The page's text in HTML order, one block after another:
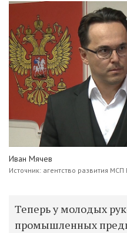
Иван Мячев
Источник: агентство развития МСП
Теперь у молодых
промышленных